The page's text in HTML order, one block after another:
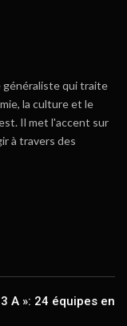
généraliste qui traite
la culture et le
Il met l'accent sur
à travers des
A »: 24 équipes en